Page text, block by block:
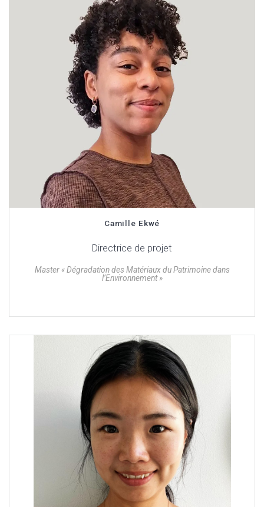
Camille Ekwé
Directrice de projet
Master « Dégradation des Matériaux du Patrimoine dans
l’Environnement »